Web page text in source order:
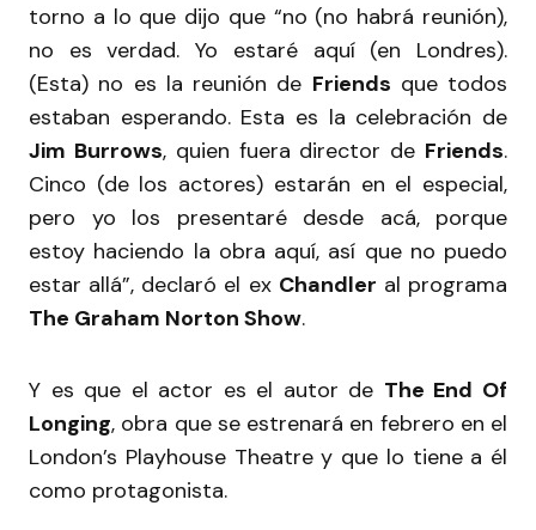
torno a lo que dijo que “no (no habrá reunión),
no es verdad. Yo estaré aquí (en Londres).
(Esta) no es la reunión de Friends que todos
estaban esperando. Esta es la celebración de
Jim Burrows, quien fuera director de Friends.
Cinco (de los actores) estarán en el especial,
pero yo los presentaré desde acá, porque
estoy haciendo la obra aquí, así que no puedo
estar allá”, declaró el ex Chandler al programa
The Graham Norton Show.
Y es que el actor es el autor de The End Of
Longing, obra que se estrenará en febrero en el
London’s Playhouse Theatre y que lo tiene a él
como protagonista.